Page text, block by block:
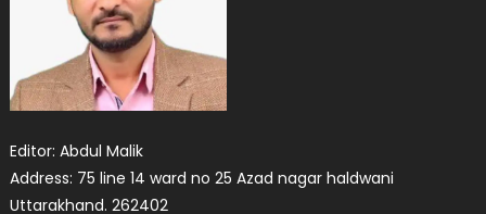
Editor: Abdul Malik
Address: 75 line 14 ward no 25 Azad nagar haldwani
Uttarakhand. 262402